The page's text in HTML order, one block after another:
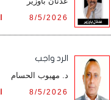
8/5/2026
الرد واجب
د. مهيوب الحسام
8/5/2026